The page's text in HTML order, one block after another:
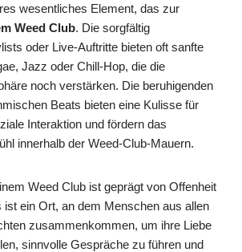
wesentliches Element, das zur
Weed Club. Die sorgfältig
oder Live-Auftritte bieten oft sanfte
Jazz oder Chill-Hop, die die
noch verstärken. Die beruhigenden
Beats bieten eine Kulisse für
Interaktion und fördern das
innerhalb der Weed-Club-Mauern.
Weed Club ist geprägt von Offenheit
ist ein Ort, an dem Menschen aus allen
zusammenkommen, um ihre Liebe
sinnvolle Gespräche zu führen und